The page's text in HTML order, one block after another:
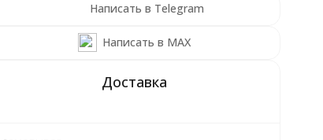
Написать в Telegram
Написать в MAX